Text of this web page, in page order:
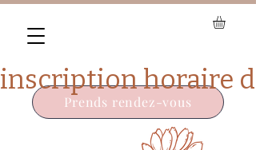
Prends rendez-vous